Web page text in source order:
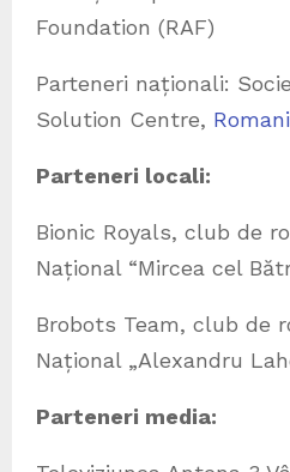
Foundation (RAF)
Parteneri naționali:
Solution Centre,
Parteneri locali:
Bionic Royals, club de
Național “Mircea cel
Brobots Team, club de
Național „Alexandru
Parteneri media: